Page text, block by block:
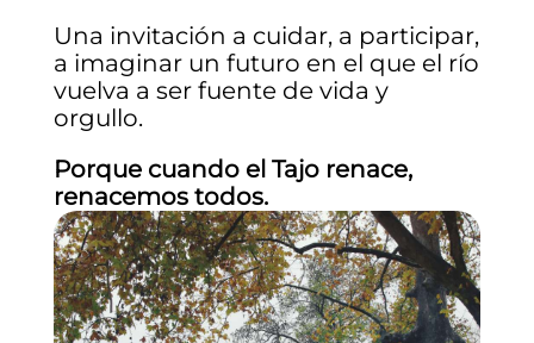
Una invitación a cuidar, a participar,
a imaginar un futuro en el que el río
vuelva a ser fuente de vida y
orgullo.
Porque cuando el Tajo renace,
renacemos todos.